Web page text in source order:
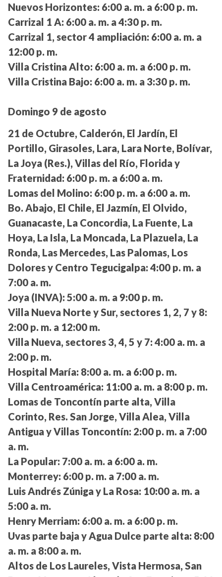
Nuevos Horizontes: 6:00 a. m. a 6:00 p. m.
Carrizal 1 A: 6:00 a. m. a 4:30 p. m.
Carrizal 1, sector 4 ampliación: 6:00 a. m. a
12:00 p. m.
Villa Cristina Alto: 6:00 a. m. a 6:00 p. m.
Villa Cristina Bajo: 6:00 a. m. a 3:30 p. m.
Domingo 9 de agosto
21 de Octubre, Calderón, El Jardín, El
Portillo, Girasoles, Lara, Lara Norte, Bolívar,
La Joya (Res.), Villas del Río, Florida y
Fraternidad: 6:00 p. m. a 6:00 a. m.
Lomas del Molino: 6:00 p. m. a 6:00 a. m.
Bo. Abajo, El Chile, El Jazmín, El Olvido,
Guanacaste, La Concordia, La Fuente, La
Hoya, La Isla, La Moncada, La Plazuela, La
Ronda, Las Mercedes, Las Palomas, Los
Dolores y Centro Tegucigalpa: 4:00 p. m. a
7:00 a. m.
Joya (INVA): 5:00 a. m. a 9:00 p. m.
Villa Nueva Norte y Sur, sectores 1, 2, 7 y 8:
2:00 p. m. a 12:00 m.
Villa Nueva, sectores 3, 4, 5 y 7: 4:00 a. m. a
2:00 p. m.
Hospital María: 8:00 a. m. a 6:00 p. m.
Villa Centroamérica: 11:00 a. m. a 8:00 p. m.
Lomas de Toncontín parte alta, Villa
Corinto, Res. San Jorge, Villa Alea, Villa
Antigua y Villas Toncontín: 2:00 p. m. a 7:00
a. m.
La Popular: 7:00 a. m. a 6:00 a. m.
Monterrey: 6:00 p. m. a 7:00 a. m.
Luis Andrés Zúniga y La Rosa: 10:00 a. m. a
5:00 a. m.
Henry Merriam: 6:00 a. m. a 6:00 p. m.
Uvas parte baja y Agua Dulce parte alta: 8:00
a. m. a 8:00 a. m.
Altos de Los Laureles, Vista Hermosa, San